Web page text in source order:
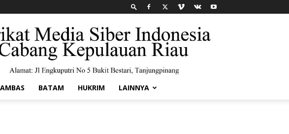
BATAM HUKRIM LAINNYA